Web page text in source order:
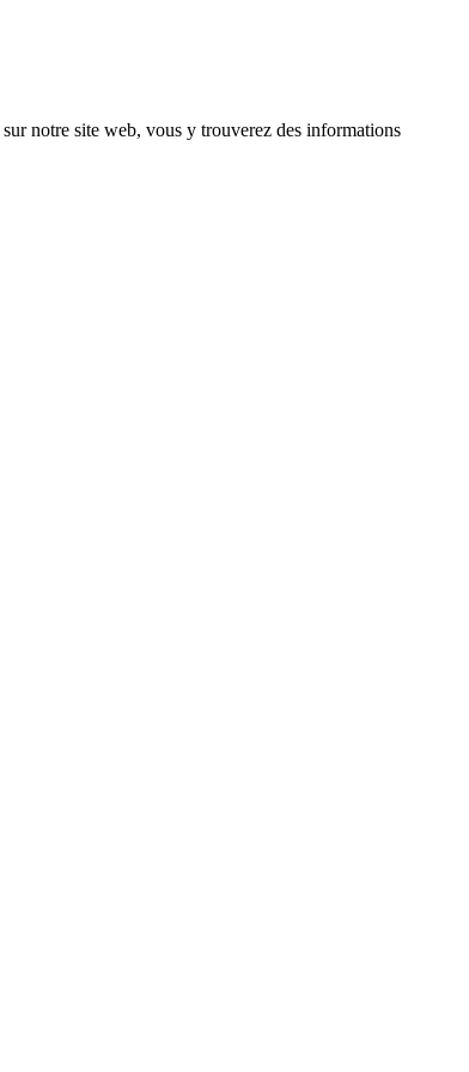
sur notre site web, vous y trouverez des informations